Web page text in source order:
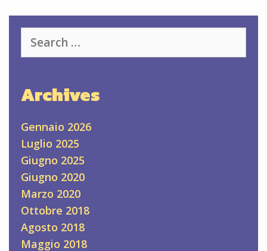
for:
Archives
Gennaio 2026
Luglio 2025
Giugno 2025
Giugno 2020
Marzo 2020
Ottobre 2018
Agosto 2018
Maggio 2018